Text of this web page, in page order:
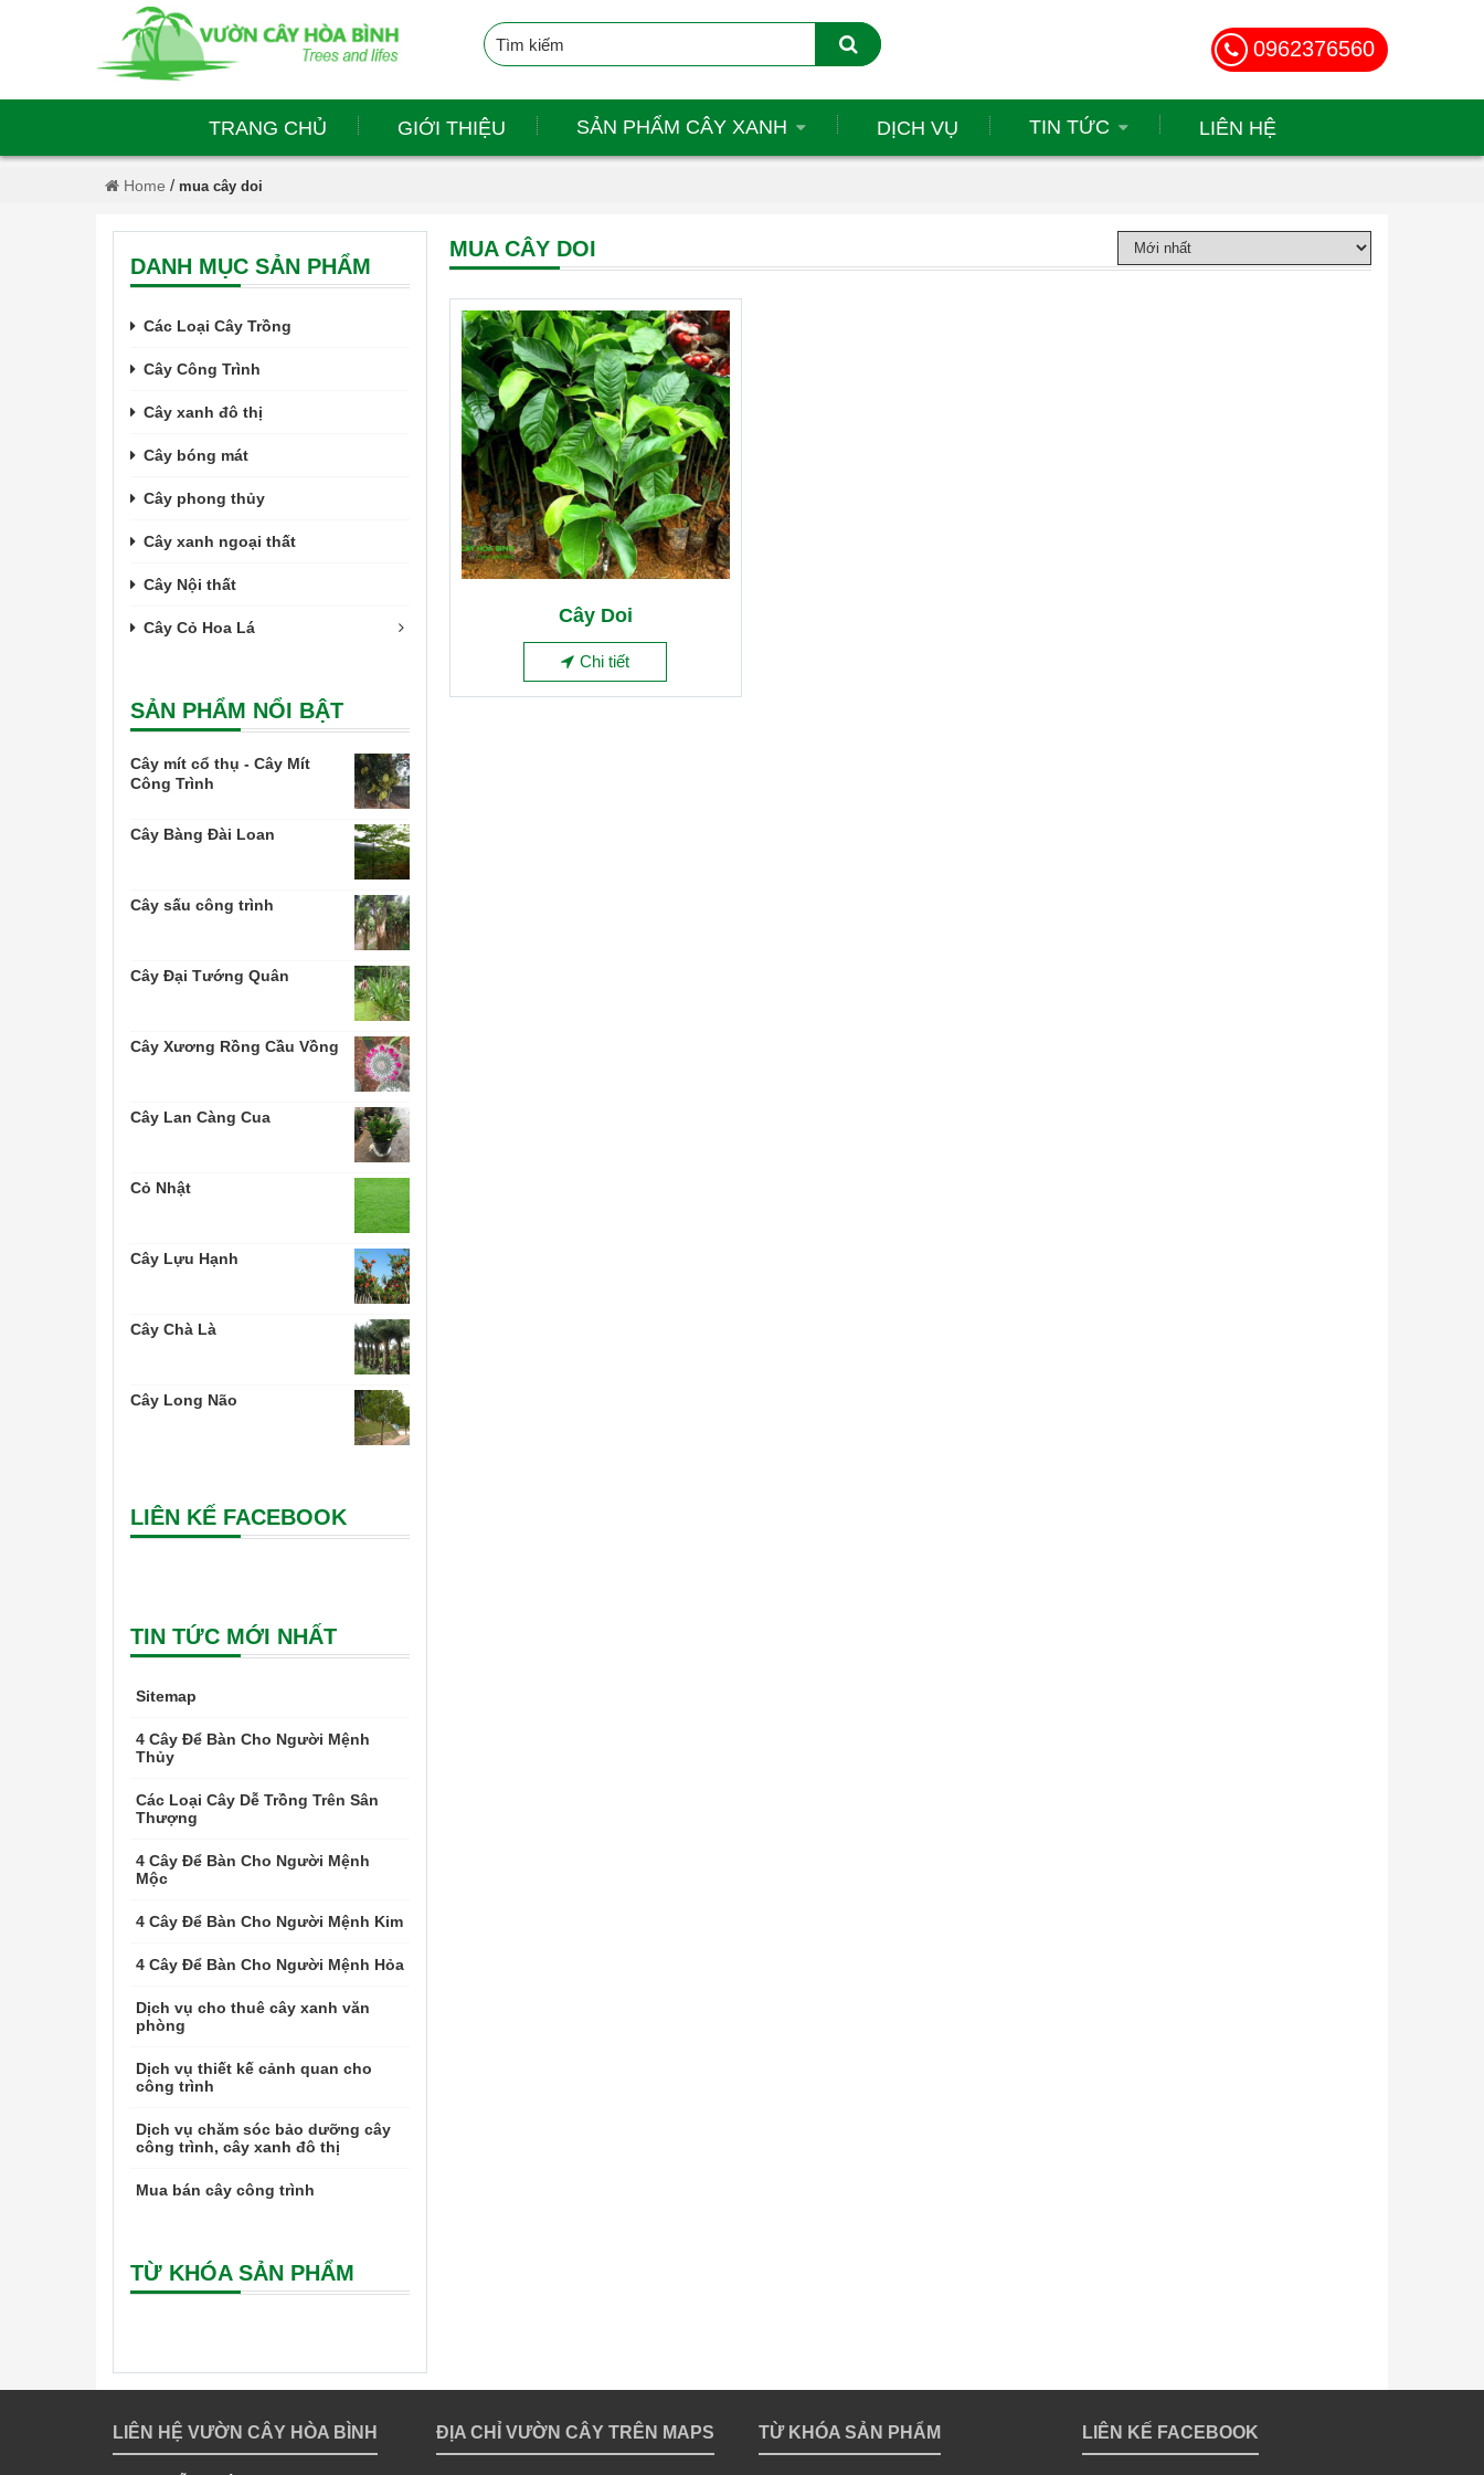
0962376560
TRANG CHỦ GIỚI THIỆU SẢN PHẨM CÂY XANH DỊCH VỤ TIN TỨC LIÊN HỆ
Home / mua cây doi
MUA CÂY DOI
Cây Doi
Chi tiết
DANH MỤC SẢN PHẨM
Các Loại Cây Trồng
Cây Công Trình
Cây xanh đô thị
Cây bóng mát
Cây phong thủy
Cây xanh ngoại thất
Cây Nội thất
Cây Cỏ Hoa Lá
SẢN PHẨM NỔI BẬT
Cây mít cổ thụ - Cây Mít
Công Trình
Cây Bàng Đài Loan
Cây sấu công trình
Cây Đại Tướng Quân
Cây Xương Rồng Cầu Vồng
Cây Lan Càng Cua
Cỏ Nhật
Cây Lựu Hạnh
Cây Chà Là
Cây Long Não
LIÊN KẾ FACEBOOK
TIN TỨC MỚI NHẤT
Sitemap
4 Cây Để Bàn Cho Người Mệnh
Thủy
Các Loại Cây Dễ Trồng Trên Sân
Thượng
4 Cây Để Bàn Cho Người Mệnh
Mộc
4 Cây Để Bàn Cho Người Mệnh Kim
4 Cây Để Bàn Cho Người Mệnh Hỏa
Dịch vụ cho thuê cây xanh văn
phòng
Dịch vụ thiết kế cảnh quan cho
công trình
Dịch vụ chăm sóc bảo dưỡng cây
công trình, cây xanh đô thị
Mua bán cây công trình
TỪ KHÓA SẢN PHẨM
LIÊN HỆ VƯỜN CÂY HÒA BÌNH ĐỊA CHỈ VƯỜN CÂY TRÊN MAPS TỪ KHÓA SẢN PHẨM LIÊN KẾ FACEBOOK